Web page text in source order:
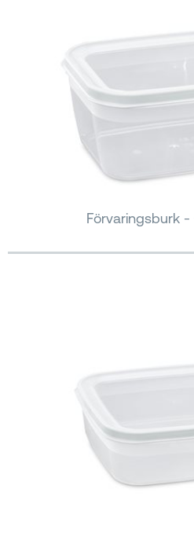
Förvaringsburk -